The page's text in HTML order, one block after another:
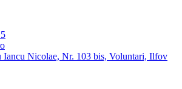
Iancu Nicolae, Nr. 103 bis, Voluntari, Ilfov